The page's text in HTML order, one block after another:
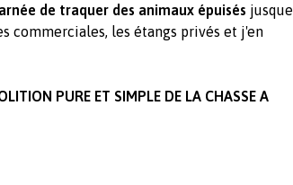
de traquer des animaux épuisés jusque
commerciales, les étangs privés et j'en
PURE ET SIMPLE DE LA CHASSE A